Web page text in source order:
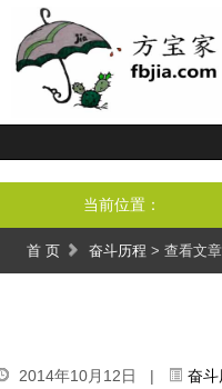
当前位置：
首 页 奋斗历程 > 查看文章
2014年10月12日 | 奋斗